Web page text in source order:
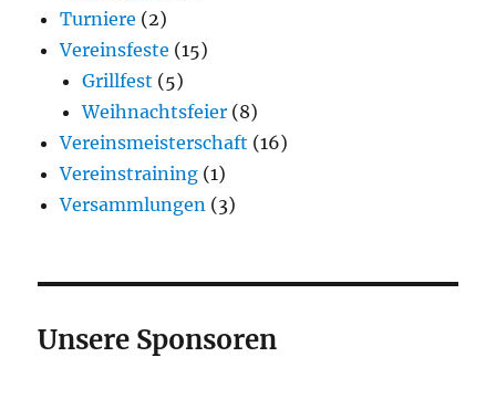
Turniere (2)
Vereinsfeste (15)
Grillfest (5)
Weihnachtsfeier (8)
Vereinsmeisterschaft (16)
Vereinstraining (1)
Versammlungen (3)
Unsere Sponsoren